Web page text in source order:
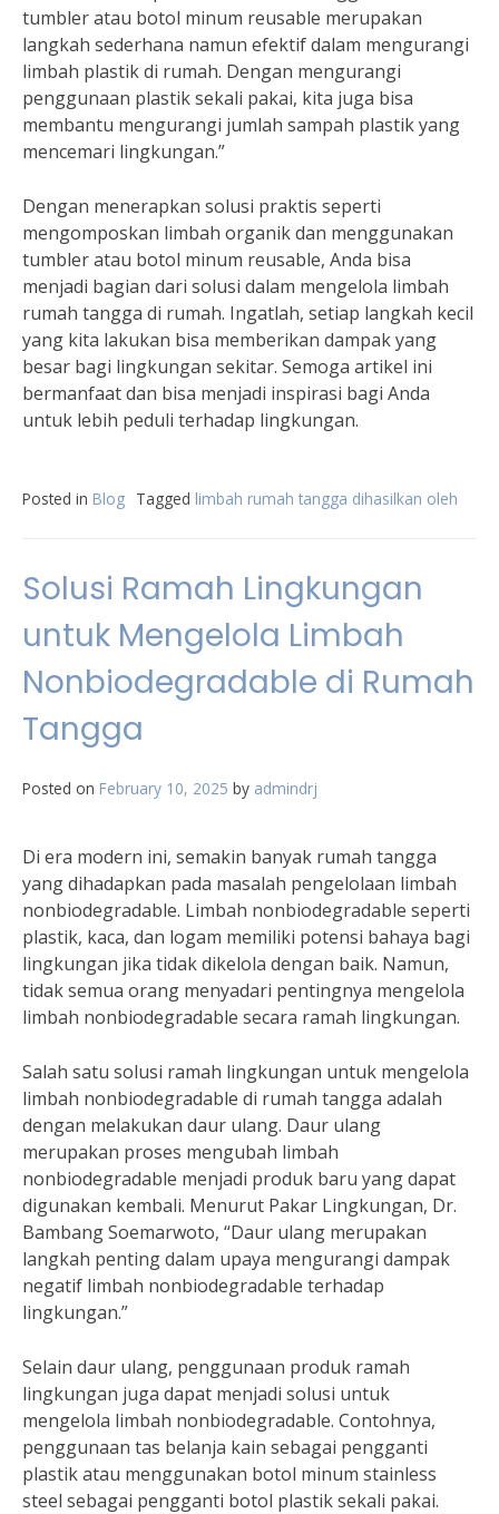
tumbler atau botol minum reusable merupakan
langkah sederhana namun efektif dalam mengurangi
limbah plastik di rumah. Dengan mengurangi
penggunaan plastik sekali pakai, kita juga bisa
membantu mengurangi jumlah sampah plastik yang
mencemari lingkungan.”
Dengan menerapkan solusi praktis seperti
mengomposkan limbah organik dan menggunakan
tumbler atau botol minum reusable, Anda bisa
menjadi bagian dari solusi dalam mengelola limbah
rumah tangga di rumah. Ingatlah, setiap langkah kecil
yang kita lakukan bisa memberikan dampak yang
besar bagi lingkungan sekitar. Semoga artikel ini
bermanfaat dan bisa menjadi inspirasi bagi Anda
untuk lebih peduli terhadap lingkungan.
Posted in Blog Tagged limbah rumah tangga dihasilkan oleh
Solusi Ramah Lingkungan
untuk Mengelola Limbah
Nonbiodegradable di Rumah
Tangga
Posted on February 10, 2025 by admindrj
Di era modern ini, semakin banyak rumah tangga
yang dihadapkan pada masalah pengelolaan limbah
nonbiodegradable. Limbah nonbiodegradable seperti
plastik, kaca, dan logam memiliki potensi bahaya bagi
lingkungan jika tidak dikelola dengan baik. Namun,
tidak semua orang menyadari pentingnya mengelola
limbah nonbiodegradable secara ramah lingkungan.
Salah satu solusi ramah lingkungan untuk mengelola
limbah nonbiodegradable di rumah tangga adalah
dengan melakukan daur ulang. Daur ulang
merupakan proses mengubah limbah
nonbiodegradable menjadi produk baru yang dapat
digunakan kembali. Menurut Pakar Lingkungan, Dr.
Bambang Soemarwoto, “Daur ulang merupakan
langkah penting dalam upaya mengurangi dampak
negatif limbah nonbiodegradable terhadap
lingkungan.”
Selain daur ulang, penggunaan produk ramah
lingkungan juga dapat menjadi solusi untuk
mengelola limbah nonbiodegradable. Contohnya,
penggunaan tas belanja kain sebagai pengganti
plastik atau menggunakan botol minum stainless
steel sebagai pengganti botol plastik sekali pakai.